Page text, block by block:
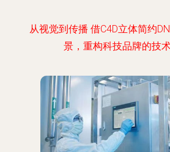
从视觉到传播 借C4D立体简约
景，重构科技品牌的技